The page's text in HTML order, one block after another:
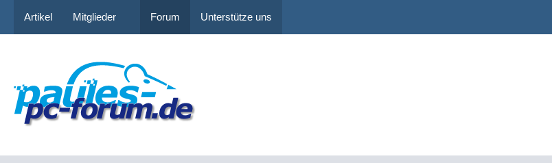
Artikel Mitglieder Forum Unterstütze uns